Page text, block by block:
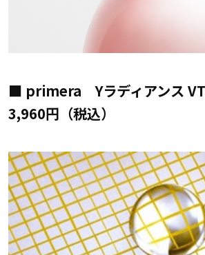
■ primera Yラディアンス
3,960円（税込）